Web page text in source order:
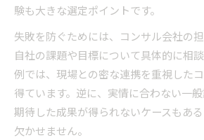
験も大きな選定ポイントです。
失敗を防ぐためには、コンサル会社の
自社の課題や目標について具体的に相
例では、現場との密な連携を重視した
得ています。逆に、実情に合わない一般
期待した成果が得られないケースもあ
欠かせません。